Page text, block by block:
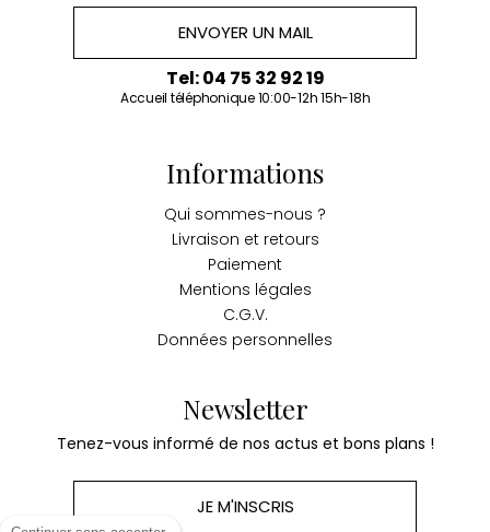
ENVOYER UN MAIL
Tel: 04 75 32 92 19
Accueil téléphonique 10:00-12h 15h-18h
Informations
Qui sommes-nous ?
Livraison et retours
Paiement
Mentions légales
C.G.V.
Données personnelles
Newsletter
Tenez-vous informé de nos actus et bons plans !
JE M'INSCRIS